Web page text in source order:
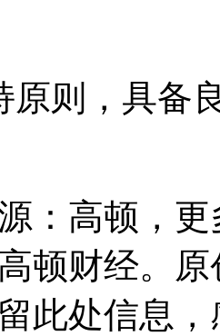
则，具备良
高顿，更
顿财经。
此处信息